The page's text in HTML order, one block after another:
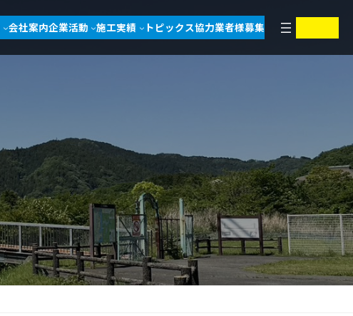
会社案内企業活動 施工実績 トピックス協力業者様募集
ア
ン
ア
ン